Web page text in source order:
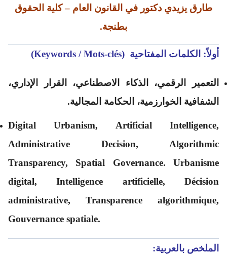
طارق يزيدي دكتور في القانون العام – كلية الحقوق
بطنجة.
أولاً: الكلمات المفتاحية (Keywords / Mots-clés)
التعمير الرقمي، الذكاء الاصطناعي، القرار الإداري،
الشفافية الخوارزمية، الحكامة المجالية.
Digital Urbanism, Artificial Intelligence,
Administrative Decision, Algorithmic
Transparency, Spatial Governance. Urbanisme
digital, Intelligence artificielle, Décision
administrative, Transparence algorithmique,
Gouvernance spatiale.
الملخص بالعربية: